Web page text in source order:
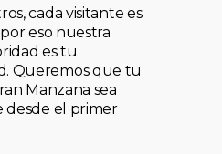
cada visitante es
eso nuestra
es tu
Queremos que tu
Manzana sea
desde el primer